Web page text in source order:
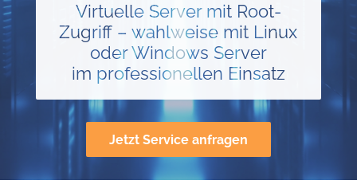
Virtuelle Server mit Root-
Zugriff – wahlweise mit Linux
oder Windows Server
im professionellen Einsatz
Jetzt Service anfragen